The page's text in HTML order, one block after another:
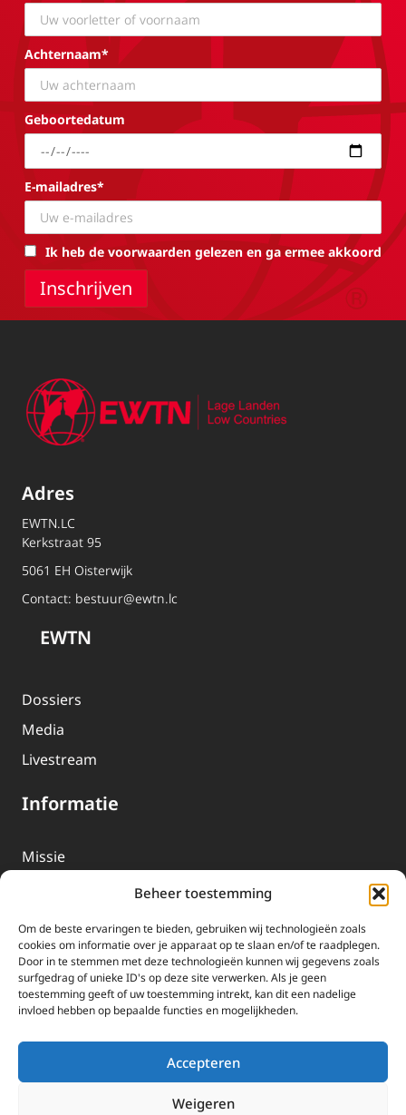
Beheer toestemming
Om de beste ervaringen te bieden, gebruiken wij technologieën zoals
cookies om informatie over je apparaat op te slaan en/of te raadplegen.
Door in te stemmen met deze technologieën kunnen wij gegevens zoals
surfgedrag of unieke ID's op deze site verwerken. Als je geen
toestemming geeft of uw toestemming intrekt, kan dit een nadelige
invloed hebben op bepaalde functies en mogelijkheden.
Accepteren
Weigeren
Achternaam*
Geboortedatum
E-mailadres*
Ik heb de voorwaarden gelezen en ga ermee akkoord
Adres
EWTN.LC
Kerkstraat 95
5061 EH Oisterwijk
Contact: bestuur@ewtn.lc
EWTN
Dossiers
Media
Livestream
Informatie
Missie
EWTN-Team
Organisatiegegevens
Doneren
EWTN wordt uitsluitend gefinancierd door uw donaties.
Wij ontvangen bewust geen advertentie-inkomsten of